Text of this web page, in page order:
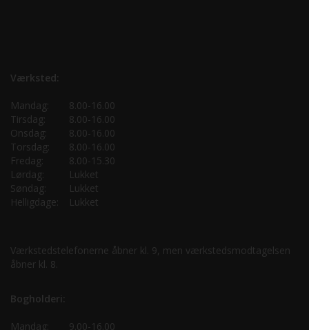
Værksted:
Mandag:
8.00-16.00
Tirsdag:
8.00-16.00
Onsdag:
8.00-16.00
Torsdag:
8.00-16.00
Fredag:
8.00-15.30
Lørdag:
Lukket
Søndag:
Lukket
Helligdage:
Lukket
Værkstedstelefonerne åbner kl. 9, men værkstedsmodtagelsen
åbner kl. 8.
Bogholderi:
Mandag: 9.00-16.00